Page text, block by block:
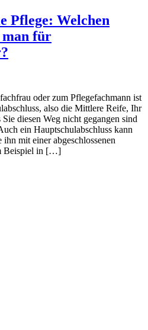
Pflege: Welchen
man für
oder zum Pflegefachmann ist
also die Mittlere Reife, Ihr
diesen Weg nicht gegangen sind
ein Hauptschulabschluss kann
mit einer abgeschlossenen
Beispiel in […]